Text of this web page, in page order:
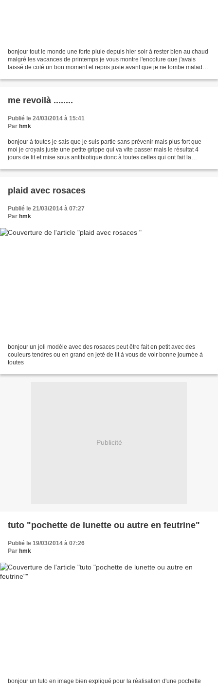
bonjour tout le monde une forte pluie depuis hier soir à rester bien au chaud
malgré les vacances de printemps je vous montre l'encolure que j'avais
laissé de coté un bon moment et repris juste avant que je ne tombe malade
me revoilà ........
Publié le 24/03/2014 à 15:41
Par hmk
bonjour à toutes je sais que je suis partie sans prévenir mais plus fort que
moi je croyais juste une petite grippe qui va vite passer mais le résultat 4
jours de lit et mise sous antibiotique donc à toutes celles qui ont fait la
plaid avec rosaces
Publié le 21/03/2014 à 07:27
Par hmk
bonjour un joli modèle avec des rosaces peut être fait en petit avec des
couleurs tendres ou en grand en jeté de lit à vous de voir bonne journée à
toutes
Publicité
tuto "pochette de lunette ou autre en feutrine"
Publié le 19/03/2014 à 07:26
Par hmk
bonjour un tuto en image bien expliqué pour la réalisation d'une pochette